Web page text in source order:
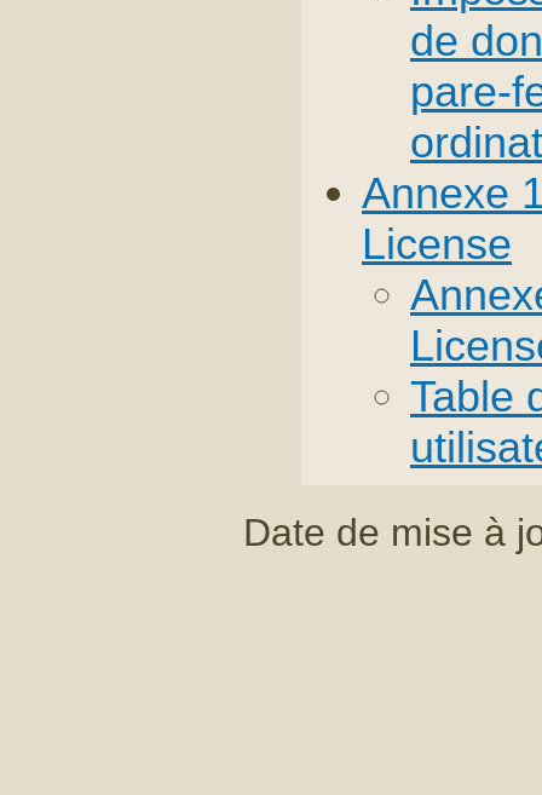
de
pare-
Annexe
License
Table
Date de mise à